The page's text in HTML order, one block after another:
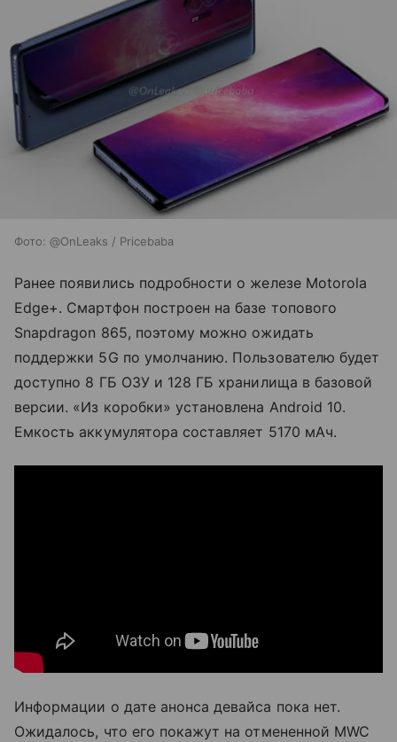
Фото: @OnLeaks / Pricebaba
Ранее появились подробности о железе Motorola
Edge+. Смартфон построен на базе топового
Snapdragon 865, поэтому можно ожидать
поддержки 5G по умолчанию. Пользователю будет
доступно 8 ГБ ОЗУ и 128 ГБ хранилища в базовой
версии. «Из коробки» установлена Android 10.
Емкость аккумулятора составляет 5170 мАч.
Информации о дате анонса девайса пока нет.
Ожидалось, что его покажут на отмененной MWC